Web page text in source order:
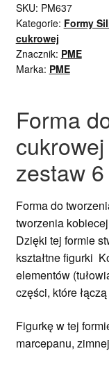
SKU: PM637
Kategorie: Formy
cukrowej
Znacznik: PME
Marka: PME
Forma
zestaw
Forma do
tworzenia
Dzięki tej formie
kształtne figurki
elementów
części, które
Figurkę w tej
marcepanu,